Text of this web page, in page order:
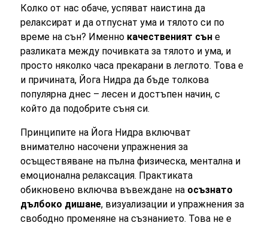
Колко от нас обаче, успяват наистина да
релаксират и да отпуснат ума и тялото си по
време на сън? Именно качественият сън е
разликата между почивката за тялото и ума, и
просто няколко часа прекарани в леглото. Това е
и причината, Йога Нидра да бъде толкова
популярна днес – лесен и достъпен начин, с
който да подобрите съня си.
Принципите на Йога Нидра включват
внимателно насочени упражнения за
осъществяване на пълна физическа, ментална и
емоционална релаксация. Практиката
обикновено включва въвеждане на осъзнато
дълбоко дишане, визуализации и упражнения за
свободно променяне на съзнанието. Това не е